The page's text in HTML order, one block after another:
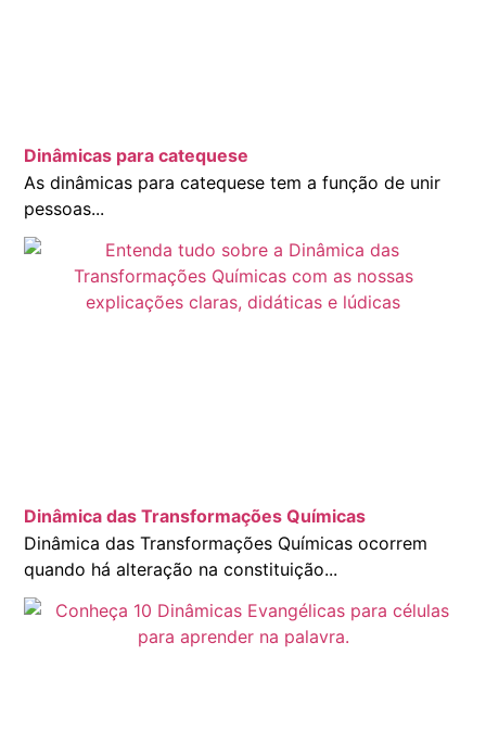
Dinâmicas para catequese
As dinâmicas para catequese tem a função de unir
pessoas...
Dinâmica das Transformações Químicas
Dinâmica das Transformações Químicas ocorrem
quando há alteração na constituição...